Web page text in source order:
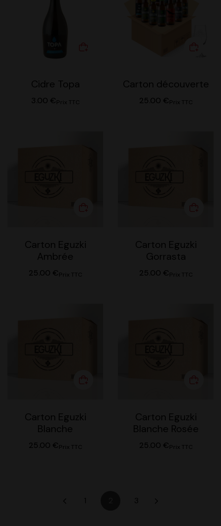
Cidre Topa
3.00 €Prix TTC
Carton découverte
25.00 €Prix TTC
Carton Eguzki
Ambrée
25.00 €Prix TTC
Carton Eguzki
Gorrasta
25.00 €Prix TTC
Carton Eguzki
Blanche
25.00 €Prix TTC
Carton Eguzki
Blanche Rosée
25.00 €Prix TTC
1 3